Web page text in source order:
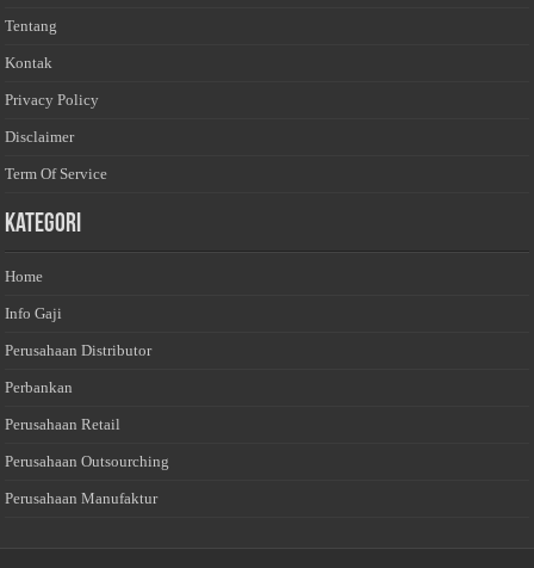
Tentang
Kontak
Privacy Policy
Disclaimer
Term Of Service
Kategori
Home
Info Gaji
Perusahaan Distributor
Perbankan
Perusahaan Retail
Perusahaan Outsourching
Perusahaan Manufaktur